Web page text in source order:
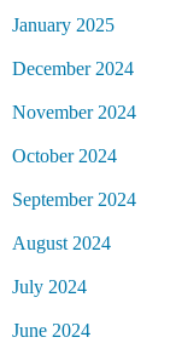
January 2025
December 2024
November 2024
October 2024
September 2024
August 2024
July 2024
June 2024